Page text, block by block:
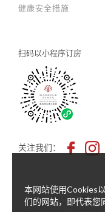
健康安全措施
扫码以小程序订房
关注我们：
本网站使用Cookies
们的网站，即代表您